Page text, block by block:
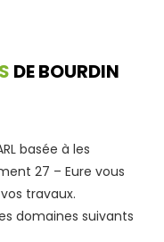
DE BOURDIN
basée à les
27 – Eure vous
travaux.
domaines suivants